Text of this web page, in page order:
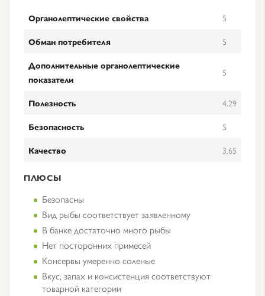
Органолептические свойства
5
Обман потребителя
5
Дополнительные органолептические
показатели
5
Полезность
4.29
Безопасность
5
Качество
3.65
ПЛЮСЫ
Безопасны
Вид рыбы соответствует заявленному
В банке достаточно много рыбы
Нет посторонних примесей
Консервы умеренно соленые
Вкус, запах и консистенция соответствуют
товарной категории